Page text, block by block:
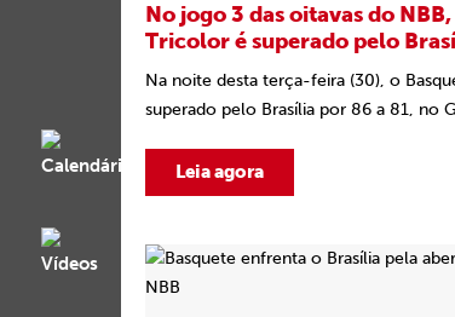
No jogo 3 das oitavas do
Tricolor é superado pelo
Na noite desta terça-feira (30), o
superado pelo Brasília por 86 a 81, no
Leia agora